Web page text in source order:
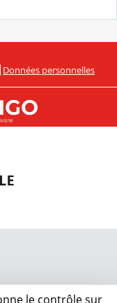
Données personnelles
le contrôle sur